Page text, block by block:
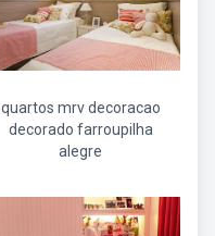
quartos mrv decoracao
decorado farroupilha
alegre